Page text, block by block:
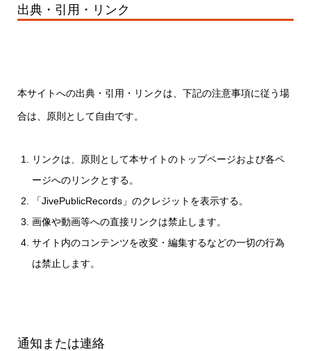
出典・引用・リンク
本サイトへの出典・引用・リンクは、下記の注意事項に従う場
合は、原則として自由です。
リンクは、原則として本サイトのトップページおよび各ペ
ージへのリンクとする。
「JivePublicRecords」のクレジットを表示する。
画像や動画等への直接リンクは禁止します。
サイト内のコンテンツを改変・編集するなどの一切の行為
は禁止します。
通知または連絡